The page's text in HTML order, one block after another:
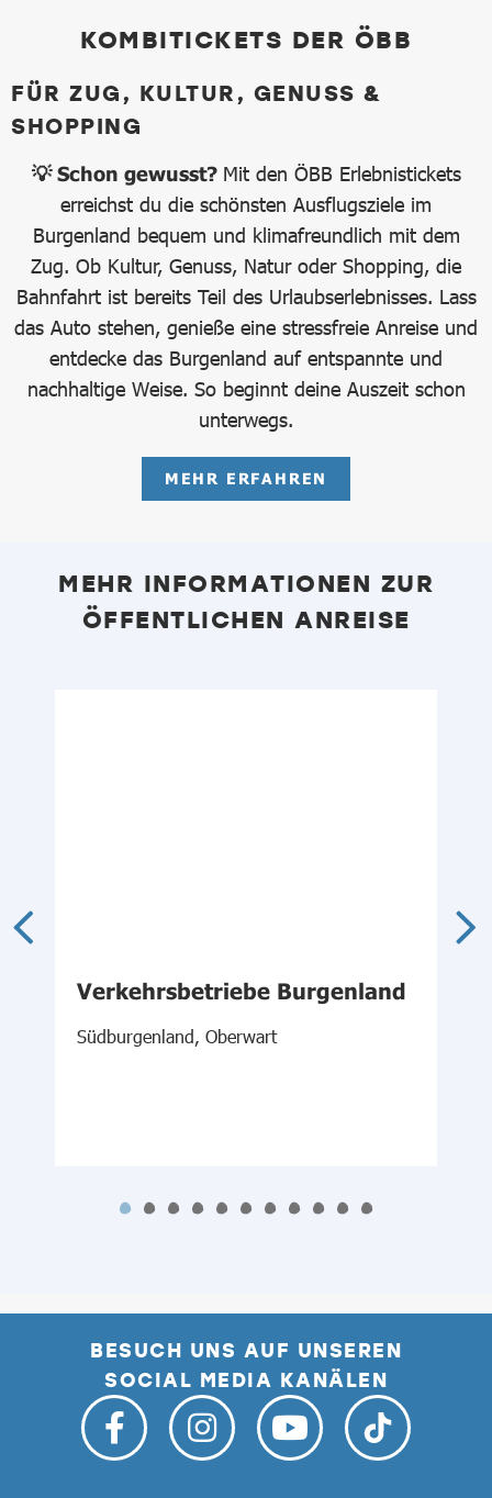
KOMBITICKETS DER ÖBB
FÜR ZUG, KULTUR, GENUSS &
SHOPPING
💡 Schon gewusst? Mit den ÖBB Erlebnistickets
erreichst du die schönsten Ausflugsziele im
Burgenland bequem und klimafreundlich mit dem
Zug. Ob Kultur, Genuss, Natur oder Shopping, die
Bahnfahrt ist bereits Teil des Urlaubserlebnisses. Lass
das Auto stehen, genieße eine stressfreie Anreise und
entdecke das Burgenland auf entspannte und
nachhaltige Weise. So beginnt deine Auszeit schon
unterwegs.
MEHR ERFAHREN
MEHR INFORMATIONEN ZUR
ÖFFENTLICHEN ANREISE
Verkehrsbetriebe Burgenland
Südburgenland, Oberwart
BESUCH UNS AUF UNSEREN
SOCIAL MEDIA KANÄLEN